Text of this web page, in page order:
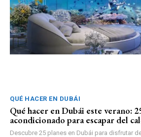
QUÉ HACER EN DUBÁI
Qué hacer en Dubái este verano:
acondicionado para escapar del
Descubre 25 planes en Dubái para disfrutar